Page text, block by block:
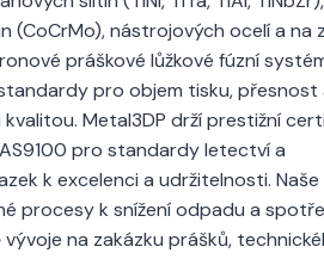
(CoCrMo), nástrojových ocelí a na
práškové lůžkové fúzní
pro objem tisku, přesnost
Metal3DP drží prestižní
pro standardy letectví a
k excelenci a udržitelnosti. Naše
procesy k snížení odpadu a
na zakázku prášků,